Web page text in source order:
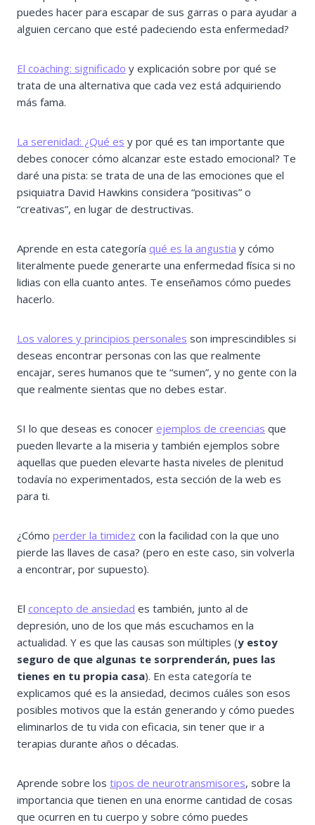
puedes hacer para escapar de sus garras o para ayudar a
alguien cercano que esté padeciendo esta enfermedad?
El coaching: significado y explicación sobre por qué se
trata de una alternativa que cada vez está adquiriendo
más fama.
La serenidad: ¿Qué es y por qué es tan importante que
debes conocer cómo alcanzar este estado emocional? Te
daré una pista: se trata de una de las emociones que el
psiquiatra David Hawkins considera “positivas” o
“creativas”, en lugar de destructivas.
Aprende en esta categoría qué es la angustia y cómo
literalmente puede generarte una enfermedad física si no
lidias con ella cuanto antes. Te enseñamos cómo puedes
hacerlo.
Los valores y principios personales son imprescindibles si
deseas encontrar personas con las que realmente
encajar, seres humanos que te “sumen”, y no gente con la
que realmente sientas que no debes estar.
SI lo que deseas es conocer ejemplos de creencias que
pueden llevarte a la miseria y también ejemplos sobre
aquellas que pueden elevarte hasta niveles de plenitud
todavía no experimentados, esta sección de la web es
para ti.
¿Cómo perder la timidez con la facilidad con la que uno
pierde las llaves de casa? (pero en este caso, sin volverla
a encontrar, por supuesto).
El concepto de ansiedad es también, junto al de
depresión, uno de los que más escuchamos en la
actualidad. Y es que las causas son múltiples (y estoy
seguro de que algunas te sorprenderán, pues las
tienes en tu propia casa). En esta categoría te
explicamos qué es la ansiedad, decimos cuáles son esos
posibles motivos que la están generando y cómo puedes
eliminarlos de tu vida con eficacia, sin tener que ir a
terapias durante años o décadas.
Aprende sobre los tipos de neurotransmisores, sobre la
importancia que tienen en una enorme cantidad de cosas
que ocurren en tu cuerpo y sobre cómo puedes